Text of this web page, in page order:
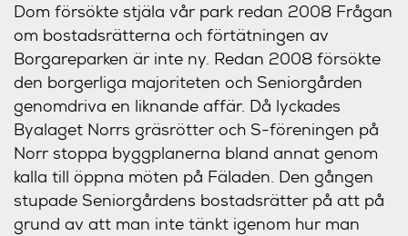
Dom försökte stjäla vår park redan 2008 Frågan
om bostadsrätterna och förtätningen av
Borgareparken är inte ny. Redan 2008 försökte
den borgerliga majoriteten och Seniorgården
genomdriva en liknande affär. Då lyckades
Byalaget Norrs gräsrötter och S-föreningen på
Norr stoppa byggplanerna bland annat genom
kalla till öppna möten på Fäladen. Den gången
stupade Seniorgårdens bostadsrätter på att på
grund av att man inte tänkt igenom hur man